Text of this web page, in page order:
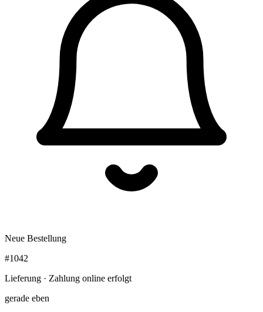
Neue Bestellung
#1042
Lieferung · Zahlung online erfolgt
gerade eben